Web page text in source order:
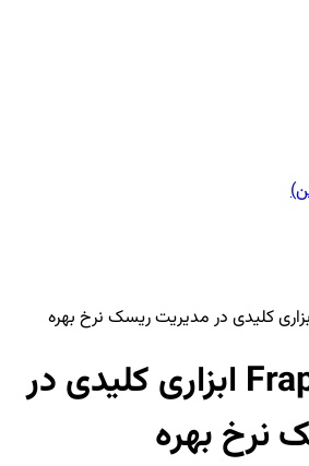
فرپشن Fraption ابزاری کلیدی در
نرخ بهره